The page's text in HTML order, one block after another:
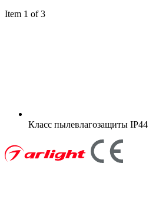
Item 1 of 3
Класс пылевлагозащиты IP44